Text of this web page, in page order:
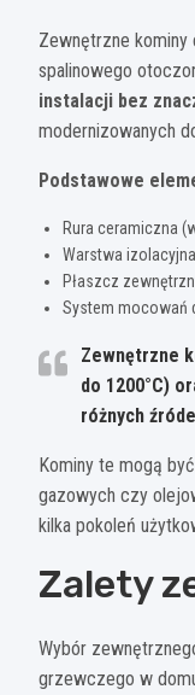
Zewnętrzne
spalinowego
instalacji bez
modernizowanych
Podstawowe
Rura ceramiczna
Warstwa
Płaszcz
System mocowań
Zewnętrzne
do 1200°C)
różnych
Kominy te mogą
gazowych czy
kilka pokoleń
Zalety
Wybór
grzewczego w